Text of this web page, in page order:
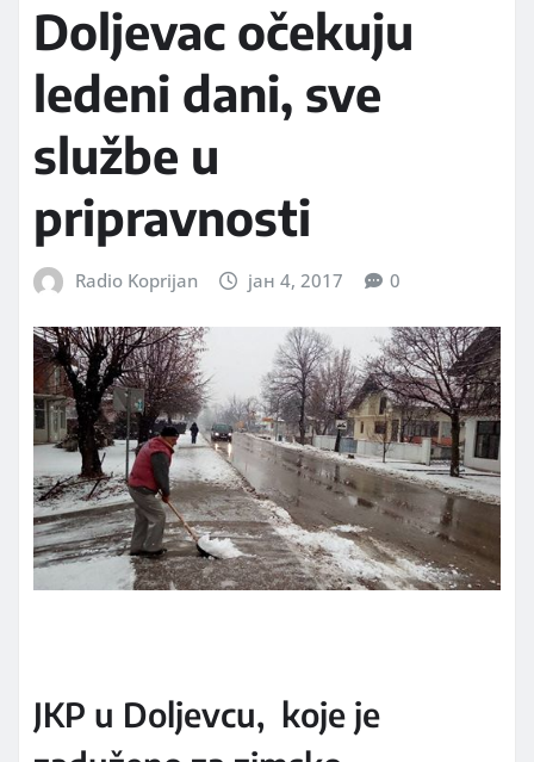
Doljevac očekuju
ledeni dani, sve
službe u
pripravnosti
Radio Koprijan јан 4, 2017 0
JKP u Doljevcu, koje je